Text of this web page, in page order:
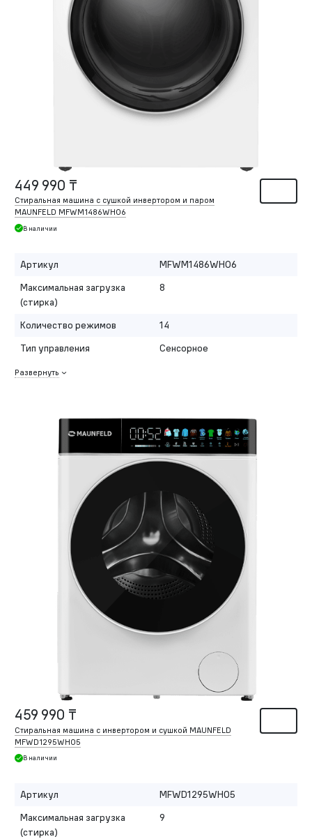
449 990 ₸
Стиральная машина с сушкой инвертором и паром
MAUNFELD MFWM1486WH06
В наличии
Артикул
MFWM1486WH06
Максимальная загрузка
(стирка)
8
Количество режимов
14
Тип управления
Сенсорное
Развернуть
459 990 ₸
Стиральная машина c инвертором и сушкой MAUNFELD
MFWD1295WH05
В наличии
Артикул
MFWD1295WH05
Максимальная загрузка
(стирка)
9